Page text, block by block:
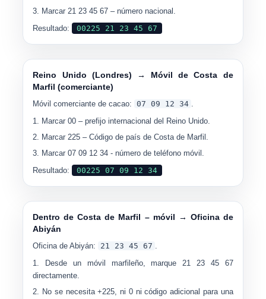
Marcar21 23 45 67 – número nacional.
Resultado:
00225 21 23 45 67
Reino Unido (Londres) → Móvil de Costa de
Marfil (comerciante)
Móvil comerciante de cacao: 07 09 12 34 .
Marcar00 – prefijo internacional del Reino Unido.
Marcar225 – Código de país de Costa de Marfil.
Marcar07 09 12 34 - número de teléfono móvil.
Resultado:
00225 07 09 12 34
Dentro de Costa de Marfil – móvil → Oficina de
Abiyán
Oficina de Abiyán: 21 23 45 67 .
Desde un móvil marfileño, marque21 23 45 67
directamente.
No se necesita +225, ni 0 ni código adicional para una